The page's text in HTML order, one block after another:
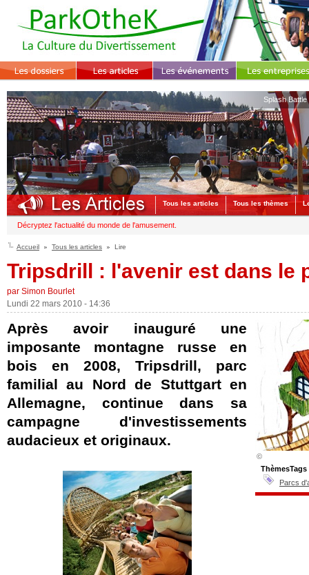
Splash
Tous les articles Tous les thèmes
Décryptez l'actualité du monde de l'amusement.
Accueil Tous les articles Lire
Tripsdrill : l'avenir est dans le
par Simon Bourlet
Lundi 22 mars 2010 - 14:36
©
ThèmesTags
Parcs
Après avoir inauguré une
imposante montagne russe en
bois en 2008, Tripsdrill, parc
familial au Nord de Stuttgart en
Allemagne, continue dans sa
campagne d'investissements
audacieux et originaux.